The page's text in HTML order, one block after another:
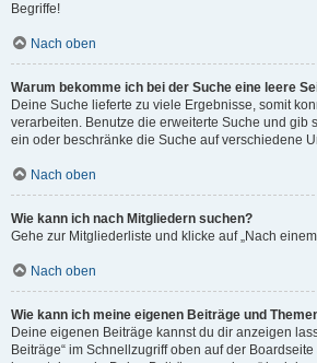
Begriffe!
Nach oben
Warum bekomme ich bei der Suche eine leere
Deine Suche lieferte zu viele Ergebnisse, somit
verarbeiten. Benutze die erweiterte Suche und gib
ein oder beschränke die Suche auf verschiedene
Nach oben
Wie kann ich nach Mitgliedern suchen?
Gehe zur Mitgliederliste und klicke auf „Nach
Nach oben
Wie kann ich meine eigenen Beiträge und
Deine eigenen Beiträge kannst du dir anzeigen
Beiträge“ im Schnellzugriff oben auf der